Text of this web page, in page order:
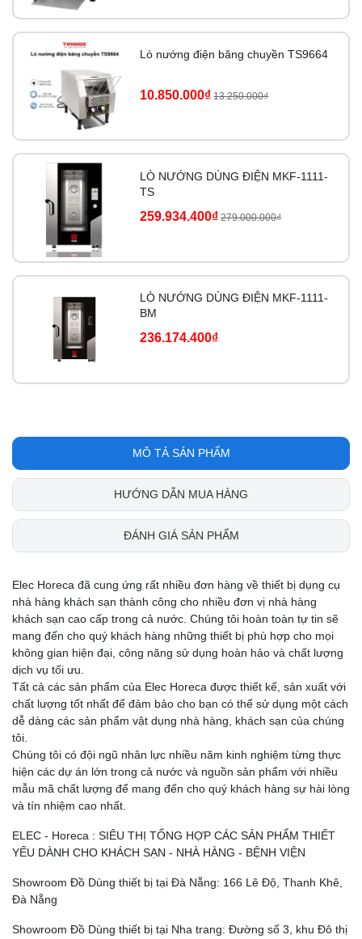
Lò nướng điện băng chuyền TS9664
10.850.000₫ 13.250.000₫
LÒ NƯỚNG DÙNG ĐIỆN MKF-1111-
TS
259.934.400₫ 279.000.000₫
LÒ NƯỚNG DÙNG ĐIỆN MKF-1111-
BM
236.174.400₫
MÔ TẢ SẢN PHẨM
HƯỚNG DẪN MUA HÀNG
ĐÁNH GIÁ SẢN PHẨM
Elec Horeca đã cung ứng rất nhiều đơn hàng về thiết bị dụng cụ
nhà hàng khách sạn thành công cho nhiều đơn vị nhà hàng
khách sạn cao cấp trong cả nước. Chúng tôi hoàn toàn tự tin sẽ
mang đến cho quý khách hàng những thiết bị phù hợp cho mọi
không gian hiện đại, công năng sử dụng hoàn hảo và chất lượng
dịch vụ tối ưu.
Tất cả các sản phẩm của Elec Horeca được thiết kế, sản xuất với
chất lượng tốt nhất để đảm bảo cho bạn có thể sử dụng một cách
dễ dàng các sản phẩm vật dụng nhà hàng, khách sạn của chúng
tôi.
Chúng tôi có đội ngũ nhân lực nhiều năm kinh nghiệm từng thực
hiện các dự án lớn trong cả nước và nguồn sản phẩm với nhiều
mẫu mã chất lượng để mang đến cho quý khách hàng sự hài lòng
và tín nhiệm cao nhất.
ELEC - Horeca : SIÊU THỊ TỔNG HỢP CÁC SẢN PHẨM THIẾT
YẾU DÀNH CHO KHÁCH SẠN - NHÀ HÀNG - BỆNH VIỆN
Showroom Đồ Dùng thiết bị tại Đà Nẵng: 166 Lê Độ, Thanh Khê,
Đà Nẵng
Showroom Đồ Dùng thiết bị tại Nha trang: Đường số 3, khu Đô thị